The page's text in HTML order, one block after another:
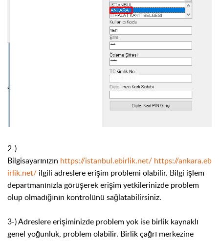
2-)
Bilgisayarınızın https://istanbul.ebirlik.net/ https://ankara.eb
irlik.net/ ilgili adreslere erişim problemi olabilir. Bilgi işlem
departmanınızla görüşerek erişim yetkilerinizde problem
olup olmadığının kontrolünü sağlatabilirsiniz.
3-) Adreslere erişiminizde problem yok ise birlik kaynaklı
genel yoğunluk, problem olabilir. Birlik çağrı merkezine